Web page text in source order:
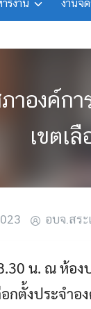
รงาน งานจั
องค์ก
เขตเ
อบจ.สระ
น. ณ ห้อ
กตั้งประจำอ